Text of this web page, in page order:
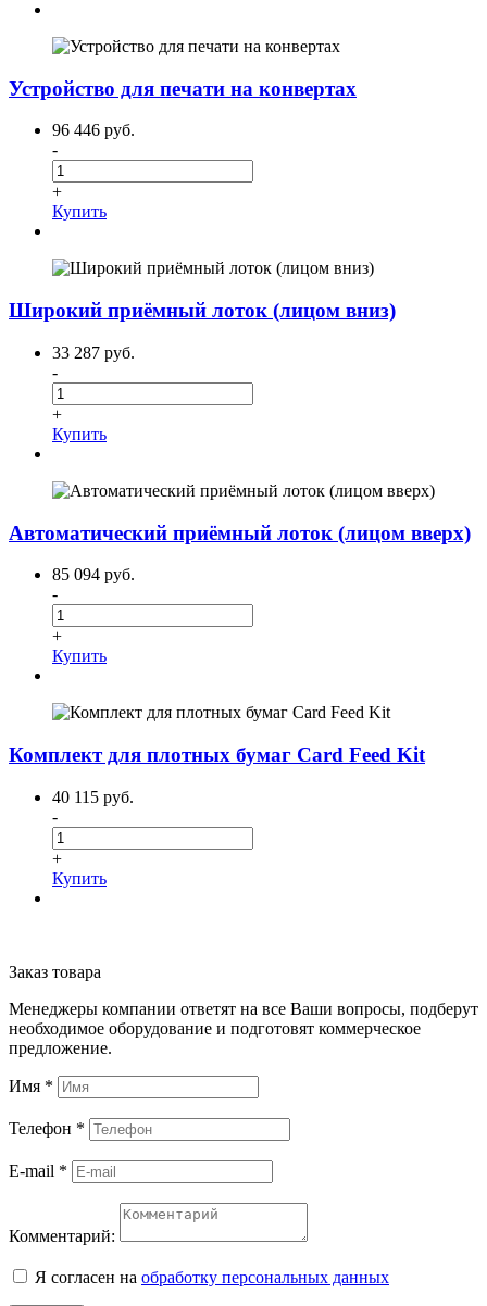
Устройство для печати на конвертах
96 446 руб.
-
+
Купить
Широкий приёмный лоток (лицом вниз)
33 287 руб.
-
+
Купить
Автоматический приёмный лоток (лицом вверх)
85 094 руб.
-
+
Купить
Комплект для плотных бумаг Card Feed Kit
40 115 руб.
-
+
Купить
Заказ товара
Менеджеры компании ответят на все Ваши вопросы, подберут
необходимое оборудование и подготовят коммерческое
предложение.
Имя *
Телефон *
E-mail *
Комментарий:
Я согласен на обработку персональных данных